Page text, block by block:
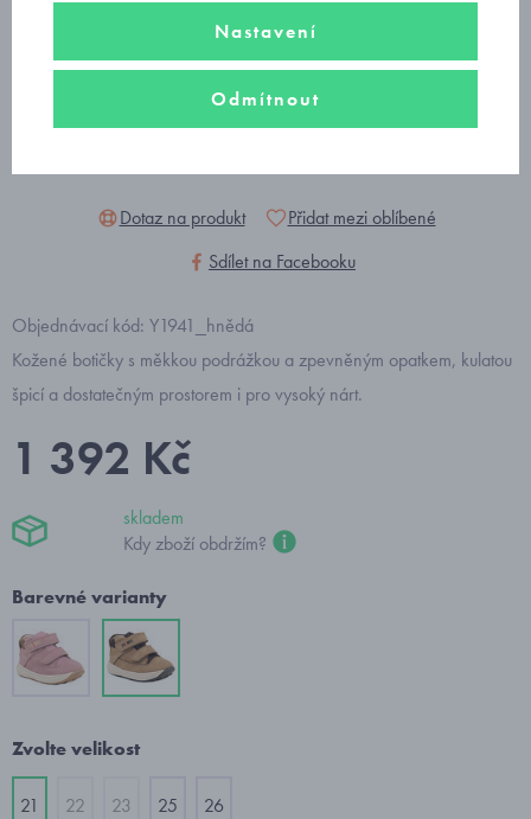
Dotaz na produkt
Přidat mezi oblíbené
Sdílet na Facebooku
Objednávací kód: Y1941_hnědá
Kožené botičky s měkkou podrážkou a zpevněným opatkem, kulatou
špicí a dostatečným prostorem i pro vysoký nárt.
1 392 Kč
skladem
Kdy zboží obdržím?
Barevné varianty
Zvolte velikost
21 22 23 25 26
Nastavení
Odmítnout